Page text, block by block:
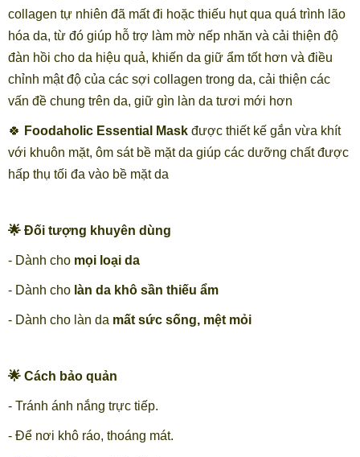
collagen tự nhiên đã mất đi hoặc thiếu hụt qua quá trình lão
hóa da, từ đó giúp hỗ trợ làm mờ nếp nhăn và cải thiện độ
đàn hồi cho da hiệu quả, khiến da giữ ẩm tốt hơn và điều
chỉnh mật độ của các sợi collagen trong da, cải thiện các
vấn đề chung trên da, giữ gìn làn da tươi mới hơn
🍀 Foodaholic Essential Mask được thiết kế gắn vừa khít
với khuôn mặt, ôm sát bề mặt da giúp các dưỡng chất được
hấp thụ tối đa vào bề mặt da
🌟 Đối tượng khuyên dùng
- Dành cho mọi loại da
- Dành cho làn da khô sần thiếu ẩm
- Dành cho làn da mất sức sống, mệt mỏi
🌟 Cách bảo quản
- Tránh ánh nắng trực tiếp.
- Để nơi khô ráo, thoáng mát.